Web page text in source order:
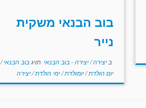
בוב הבנאי משקית
נייר
ב יצירה/יצירה - בוב הבנאי תויגבוב הבנאי/
יום הולדת/יומולדת/ימי הולדת/יצירה